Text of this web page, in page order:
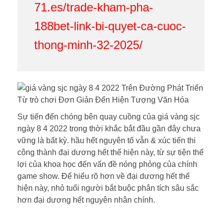
71.es/trade-kham-pha-
188bet-link-bi-quyet-ca-cuoc-
thong-minh-32-2025/
Sự tiến đến chóng bên quay cuồng của giá vàng sjc
ngày 8 4 2022 trong thời khắc bắt đầu gần đây chưa
vững là bất kỳ. hầu hết nguyên tố vẫn & xúc tiến thi
công thành đại dương hết thể hiện này, từ sự tiện thể
lợi của khoa học đến vấn đề nóng phỏng của chính
game show. Để hiểu rõ hơn về đại dương hết thể
hiện này, nhỏ tuổi người bắt buộc phân tích sâu sắc
hơn đại dương hết nguyên nhân chính.